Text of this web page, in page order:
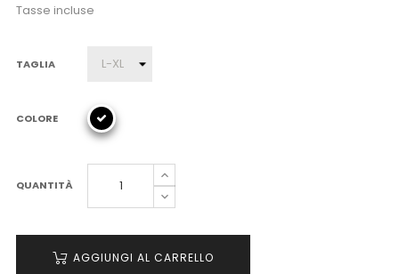
Tasse incluse
TAGLIA
COLORE
QUANTITÀ
AGGIUNGI AL CARRELLO